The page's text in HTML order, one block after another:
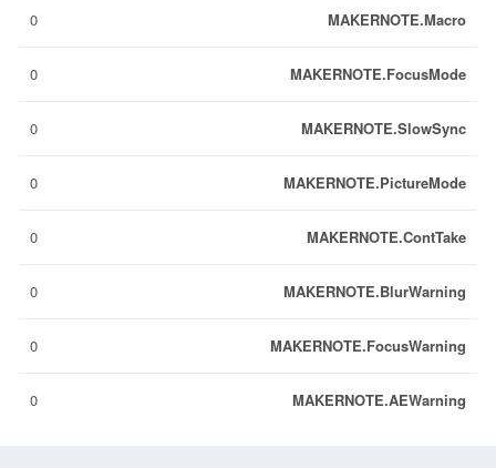
MAKERNOTE.Macro
0
MAKERNOTE.FocusMode
0
MAKERNOTE.SlowSync
0
MAKERNOTE.PictureMode
0
MAKERNOTE.ContTake
0
MAKERNOTE.BlurWarning
0
MAKERNOTE.FocusWarning
0
MAKERNOTE.AEWarning
0